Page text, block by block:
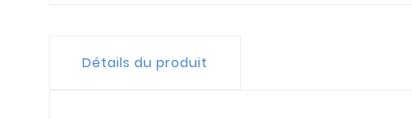
Détails du produit